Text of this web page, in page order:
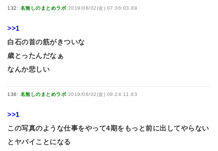
132: 名無しのまとめラボ 2019/08/02(金) 07:36:03.89
>>1
白石の首の筋がきついな
歳とったんだなぁ
なんか悲しい
136: 名無しのまとめラボ 2019/08/02(金) 09:24:11.83
>>1
この写真のような仕事をやって4期をもっと前に出してやらない
とヤバイことになる